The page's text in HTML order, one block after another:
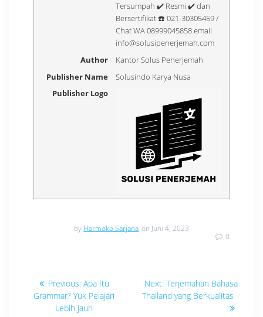
Tersumpah ✔️ Resmi ✔️ dan
Bersertifikat ☎️ 021-30305459 /
Chat WA 08999045858 email
info@solusipenerjemah.com
Author
Kantor Solus Penerjemah
Publisher Name
Solusindo Karya Nusa
Publisher Logo
by Harmoko Sarjana on Juni 4, 2023
0
Navigasi
pos
Previous: Previous
post:
Apa Itu
Grammar? Yuk Pelajari
Lebih Jauh
Next: Next
post:
Terjemahan Bahasa
Thailand yang Berkualitas